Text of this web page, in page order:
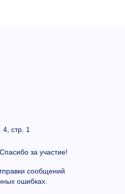
стр. 1
за участие!
сообщений
ошибках.